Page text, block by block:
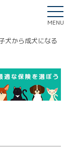
MENU
犬から成犬になる